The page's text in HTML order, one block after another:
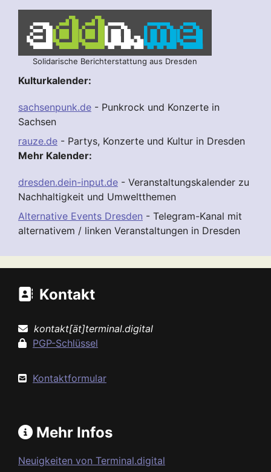
Solidarische Berichterstattung aus Dresden
Kulturkalender:
sachsenpunk.de - Punkrock und Konzerte in
Sachsen
rauze.de - Partys, Konzerte und Kultur in Dresden
Mehr Kalender:
dresden.dein-input.de - Veranstaltungskalender zu
Nachhaltigkeit und Umweltthemen
Alternative Events Dresden - Telegram-Kanal mit
alternativem / linken Veranstaltungen in Dresden
Kontakt
kontakt[ät]terminal.digital
PGP-Schlüssel
Kontaktformular
Mehr Infos
Neuigkeiten von Terminal.digital